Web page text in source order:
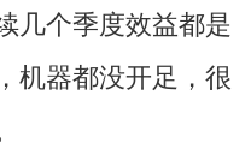
几个季度效益都是
机器都没开足，很